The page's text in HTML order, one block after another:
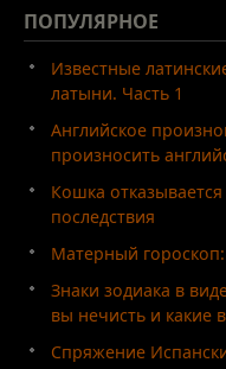
ПОПУЛЯРНОЕ
Известные
латыни. Часть 1
Английское
произносить
Кошка
последствия
Матерный
Знаки зодиака в
вы нечисть и какие
Спряжение